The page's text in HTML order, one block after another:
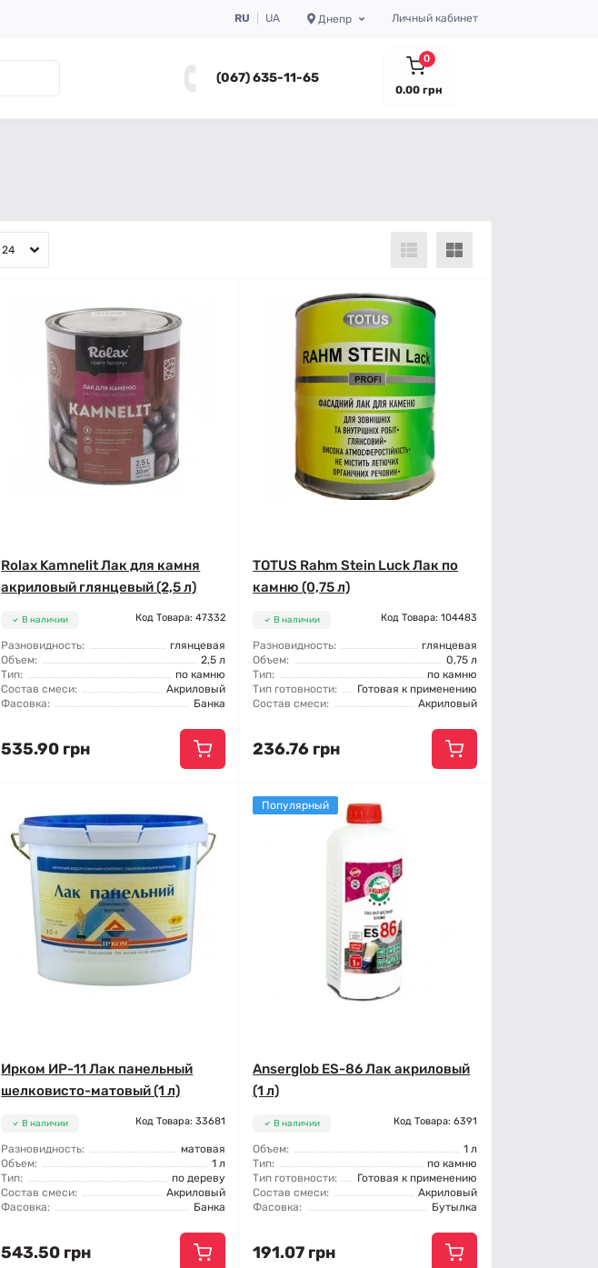
RU UA Днепр Личный кабинет
(067) 635-11-65
0
0.00 грн
Rolax Kamnelit Лак для камня
акриловый глянцевый (2,5 л)
В наличии Код Товара: 47332
Разновидность:
глянцевая
Объем:
2,5 л
Тип:
по камню
Состав смеси:
Акриловый
Фасовка:
Банка
535.90 грн
TOTUS Rahm Stein Luck Лак по
камню (0,75 л)
В наличии Код Товара: 104483
Разновидность:
глянцевая
Объем:
0,75 л
Тип:
по камню
Тип готовности:
Готовая к применению
Состав смеси:
Акриловый
236.76 грн
Ирком ИР-11 Лак панельный
шелковисто-матовый (1 л)
В наличии Код Товара: 33681
Разновидность:
матовая
Объем:
1 л
Тип:
по дереву
Состав смеси:
Акриловый
Фасовка:
Банка
543.50 грн
Популярный
Anserglob ES-86 Лак акриловый
(1 л)
В наличии Код Товара: 6391
Объем:
1 л
Тип:
по камню
Тип готовности:
Готовая к применению
Состав смеси:
Акриловый
Фасовка:
Бутылка
191.07 грн